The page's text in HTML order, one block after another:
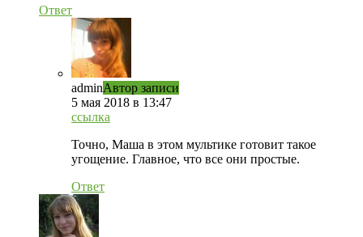
Ответ
adminАвтор записи
5 мая 2018 в 13:47
ссылка
Точно, Маша в этом мультике готовит такое
угощение. Главное, что все они простые.
Ответ